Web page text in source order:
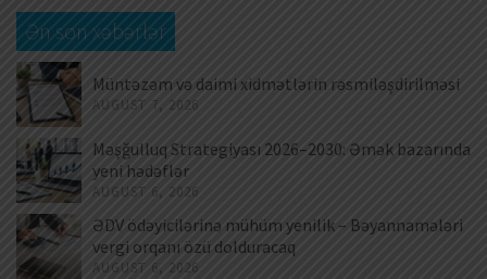
Ən son xəbərlər
Müntəzəm və daimi xidmətlərin rəsmiləşdirilməsi
AUGUST 7, 2026
Məşğulluq Strategiyası 2026–2030: Əmək bazarında
yeni hədəflər
AUGUST 6, 2026
ƏDV ödəyicilərinə mühüm yenilik – Bəyannamələri
vergi orqanı özü dolduracaq
AUGUST 6, 2026